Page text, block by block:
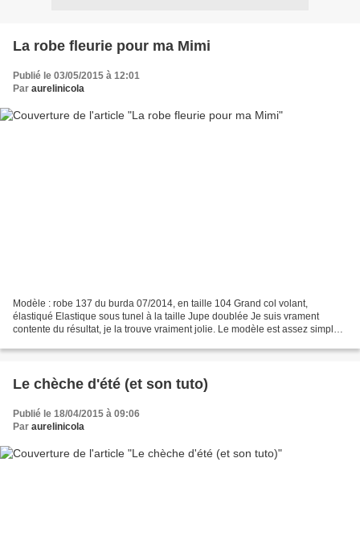
La robe fleurie pour ma Mimi
Publié le 03/05/2015 à 12:01
Par aurelinicola
Modèle : robe 137 du burda 07/2014, en taille 104 Grand col volant,
élastiqué Elastique sous tunel à la taille Jupe doublée Je suis vrament
contente du résultat, je la trouve vraiment jolie. Le modèle est assez simple à
Le chèche d'été (et son tuto)
Publié le 18/04/2015 à 09:06
Par aurelinicola